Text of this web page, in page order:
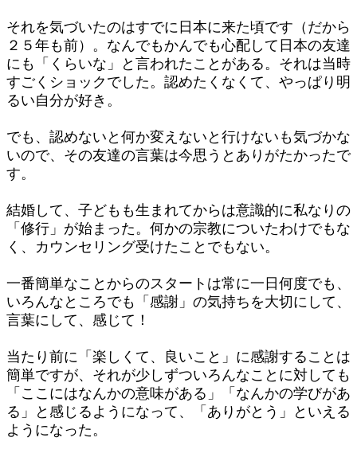
それを気づいたのはすでに日本に来た頃です（だから
２５年も前）。なんでもかんでも心配して日本の友達
にも「くらいな」と言われたことがある。それは当時
すごくショックでした。認めたくなくて、やっぱり明
るい自分が好き。
でも、認めないと何か変えないと行けないも気づかな
いので、その友達の言葉は今思うとありがたかったで
す。
結婚して、子どもも生まれてからは意識的に私なりの
「修行」が始まった。何かの宗教についたわけでもな
く、カウンセリング受けたことでもない。
一番簡単なことからのスタートは常に一日何度でも、
いろんなところでも「感謝」の気持ちを大切にして、
言葉にして、感じて！
当たり前に「楽しくて、良いこと」に感謝することは
簡単ですが、それが少しずついろんなことに対しても
「ここにはなんかの意味がある」「なんかの学びがあ
る」と感じるようになって、「ありがとう」といえる
ようになった。